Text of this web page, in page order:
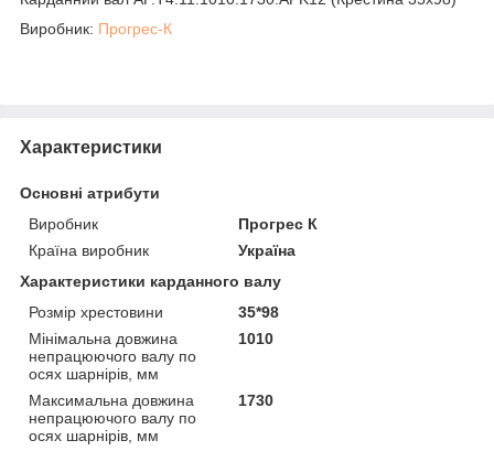
Виробник: Прогрес-К
Характеристики
Основні атрибути
Виробник
Прогрес К
Країна виробник
Україна
Характеристики карданного валу
Розмір хрестовини
35*98
Мінімальна довжина
непрацюючого валу по
осях шарнірів, мм
1010
Максимальна довжина
непрацюючого валу по
осях шарнірів, мм
1730